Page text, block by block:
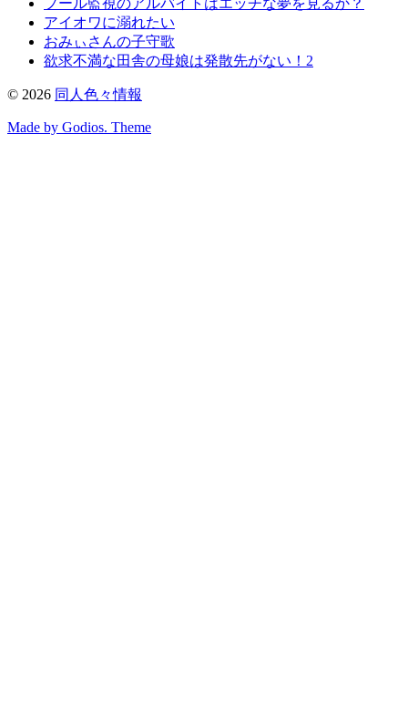
アイオワに溺れたい
おみぃさんの子守歌
欲求不満な田舎の母娘は発散先がない！2
© 2026 同人色々情報
Made by Godios. Theme